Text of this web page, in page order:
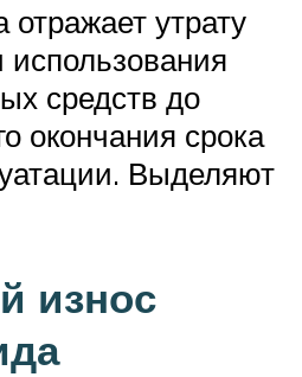
отражает утрату
средств до
окончания срока
Выделяют
износ